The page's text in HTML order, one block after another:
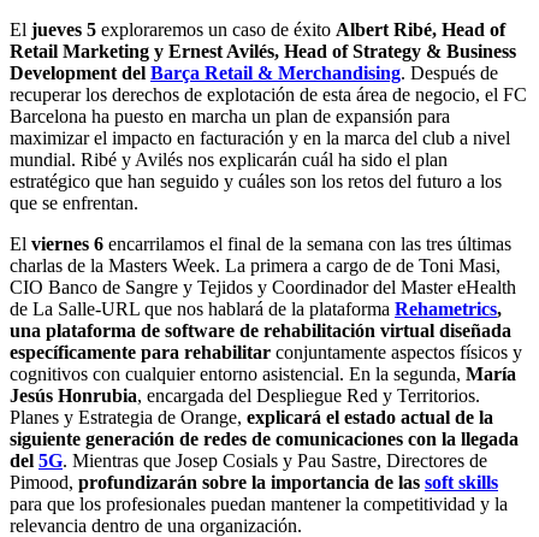
El jueves 5 exploraremos un caso de éxito Albert Ribé, Head of
Retail Marketing y Ernest Avilés, Head of Strategy & Business
Development del Barça Retail & Merchandising. Después de
recuperar los derechos de explotación de esta área de negocio, el FC
Barcelona ha puesto en marcha un plan de expansión para
maximizar el impacto en facturación y en la marca del club a nivel
mundial. Ribé y Avilés nos explicarán cuál ha sido el plan
estratégico que han seguido y cuáles son los retos del futuro a los
que se enfrentan.
El viernes 6 encarrilamos el final de la semana con las tres últimas
charlas de la Masters Week. La primera a cargo de de Toni Masi,
CIO Banco de Sangre y Tejidos y Coordinador del Master eHealth
de La Salle-URL que nos hablará de la plataforma Rehametrics,
una plataforma de software de rehabilitación virtual diseñada
específicamente para rehabilitar conjuntamente aspectos físicos y
cognitivos con cualquier entorno asistencial. En la segunda, María
Jesús Honrubia, encargada del Despliegue Red y Territorios.
Planes y Estrategia de Orange, explicará el estado actual de la
siguiente generación de redes de comunicaciones con la llegada
del 5G. Mientras que Josep Cosials y Pau Sastre, Directores de
Pimood, profundizarán sobre la importancia de las soft skills
para que los profesionales puedan mantener la competitividad y la
relevancia dentro de una organización.